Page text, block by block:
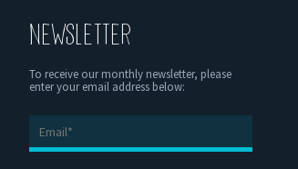
NEWSLETTER
To receive our monthly newsletter, please
enter your email address below: